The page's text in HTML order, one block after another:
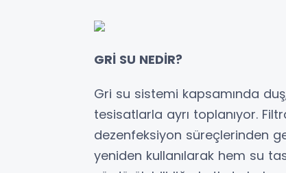
GRİ SU NEDİR?
Gri su sistemi kapsamında
tesisatlarla ayrı toplanıyor.
dezenfeksiyon süreçlerinden
yeniden kullanılarak hem su